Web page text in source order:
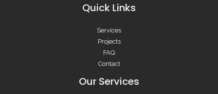
Quick Links
Services
Projects
FAQ
Contact
Our Services